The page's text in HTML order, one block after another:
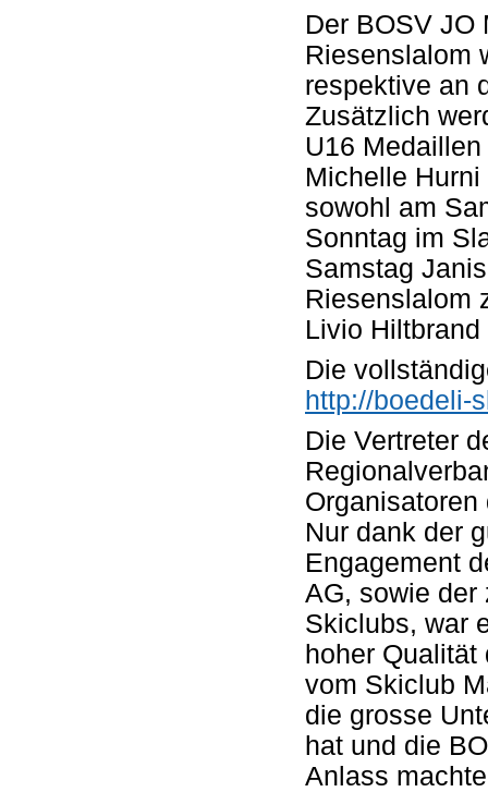
Der BOSV JO
Riesenslalom
respektive an
Zusätzlich
U16
Michelle
sowohl am
Sonntag im
Samstag
Riesenslalom
Livio
Die
http://boedeli-
Die Vertreter
Nur dank der
Engagement
AG, sowie der
Skiclubs, war
hoher Qualität
vom Skiclub
die grosse
hat und die
Anlass